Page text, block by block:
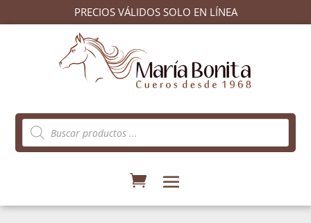
PRECIOS VÁLIDOS SOLO EN LÍNEA
Búsqueda
de
productos